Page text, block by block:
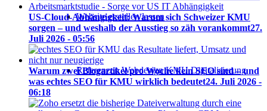
Website erstellen lassen
Referenzen Webdesign KMU Digitalisierung
US-Cloud-Abhängigkeit: Warum sich Schweizer KMU
sorgen – und weshalb der Ausstieg so zäh vorankommt27.
Juli 2026 - 05:56
Warum zwei Blogartikel pro Woche kein SEO sind – und
was echtes SEO für KMU wirklich bedeutet24. Juli 2026 -
06:18